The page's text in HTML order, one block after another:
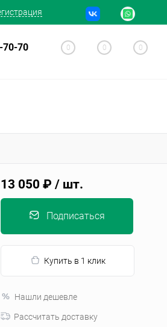
70-70 0 0 0
13 050 ₽ / шт.
Подписаться
Купить в 1 клик
Нашли дешевле
Рассчитать доставку